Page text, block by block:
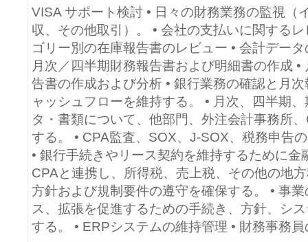
VISA サポート検討 • 日々の財務業務の監視（
収、その他取引）。 • 会社の支払いに関する
ゴリー別の在庫報告書のレビュー • 会計デー
月次／四半期財務報告書および明細書の作成
告書の作成および分析 • 銀行業務の確認と月
ャッシュフローを維持する。 • 月次、四半期
タ・書類について、他部門、外注会計事務所
する。 • CPA監査、SOX、J-SOX、税務申告
• 銀行手続きやリース契約を維持するために金
CPAと連携し、所得税、売上税、その他の地
方針および規制要件の遵守を確保する。 • 事
ス、拡張を促進するための手続き、方針、シ
する。 • ERPシステムの維持管理 • 財務事務